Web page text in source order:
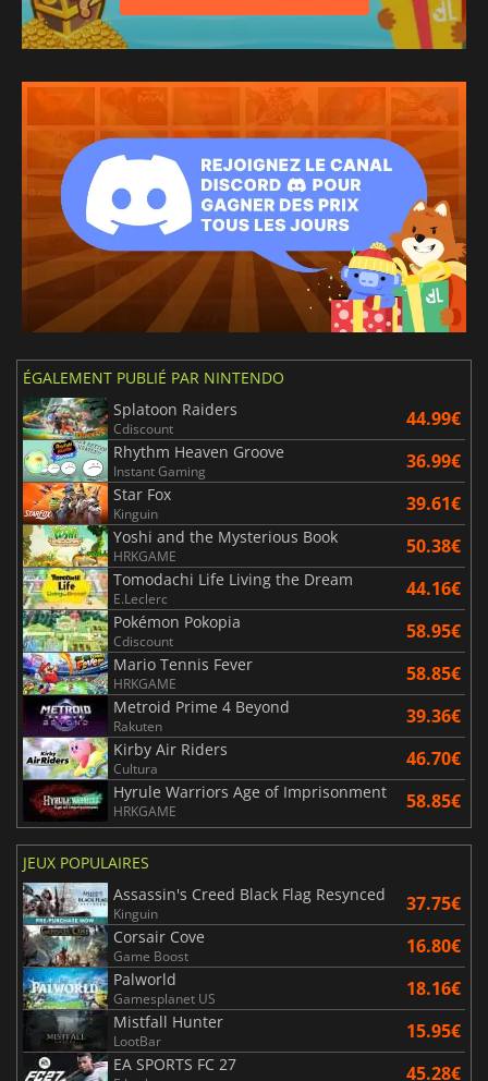
ÉGALEMENT PUBLIÉ PAR NINTENDO
Splatoon Raiders
Cdiscount 44.99€
Rhythm Heaven Groove
Instant Gaming 36.99€
Star Fox
Kinguin 39.61€
Yoshi and the Mysterious Book
HRKGAME 50.38€
Tomodachi Life Living the Dream
E.Leclerc 44.16€
Pokémon Pokopia
Cdiscount 58.95€
Mario Tennis Fever
HRKGAME 58.85€
Metroid Prime 4 Beyond
Rakuten 39.36€
Kirby Air Riders
Cultura 46.70€
Hyrule Warriors Age of Imprisonment
HRKGAME 58.85€
JEUX POPULAIRES
Assassin's Creed Black Flag Resynced
Kinguin 37.75€
Corsair Cove
Game Boost 16.80€
Palworld
Gamesplanet US 18.16€
Mistfall Hunter
LootBar 15.95€
EA SPORTS FC 27 45.28€